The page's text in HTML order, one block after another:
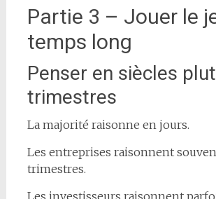
Partie 3 – Jouer le
temps long
Penser en siècles
trimestres
La majorité raisonne en jours.
Les entreprises raisonnent
trimestres.
Les investisseurs raisonnent